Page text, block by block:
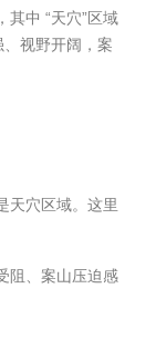
其中 “天穴”区域
、视野开阔，案
天穴区域。这里
阻、案山压迫感